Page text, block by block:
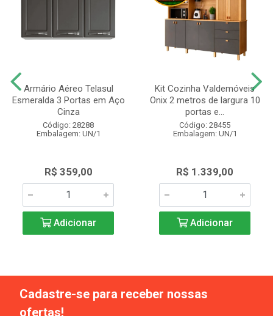
Armário Aéreo Telasul
Esmeralda 3 Portas em Aço
Cinza
Código: 28288
Embalagem: UN/1
R$ 359,00
Adicionar
Kit Cozinha Valdemóveis
Onix 2 metros de largura 10
portas e...
Código: 28455
Embalagem: UN/1
R$ 1.339,00
Adicionar
Cadastre-se para receber nossas
ofertas!